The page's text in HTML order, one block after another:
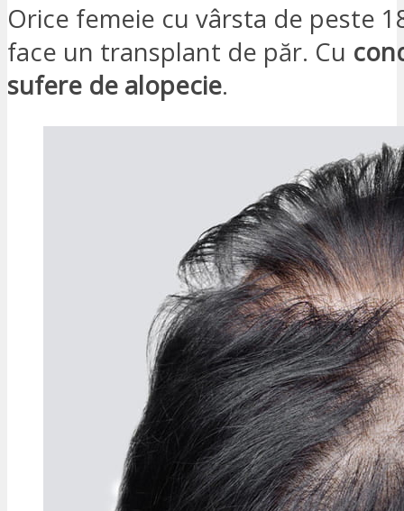
Orice femeie cu vârsta de peste
face un transplant de păr. Cu
sufere de alopecie.